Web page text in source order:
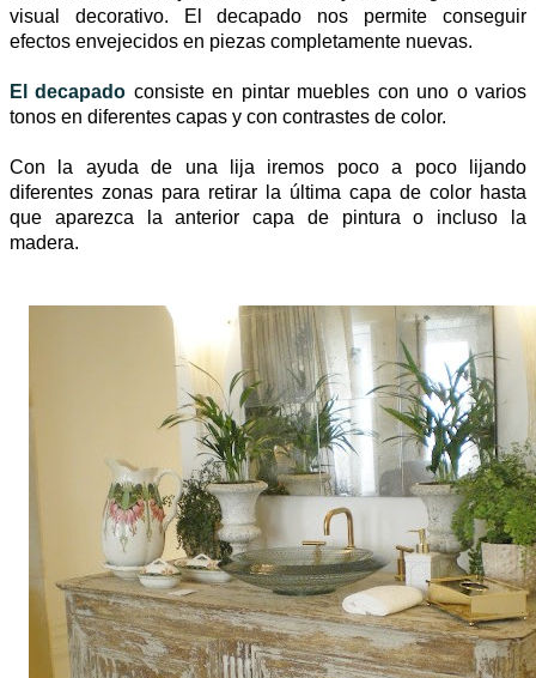
visual decorativo. El decapado nos permite conseguir
efectos envejecidos en piezas completamente nuevas.
El decapado consiste en pintar muebles con uno o varios
tonos en diferentes capas y con contrastes de color.
Con la ayuda de una lija iremos poco a poco lijando
diferentes zonas para retirar la última capa de color hasta
que aparezca la anterior capa de pintura o incluso la
madera.